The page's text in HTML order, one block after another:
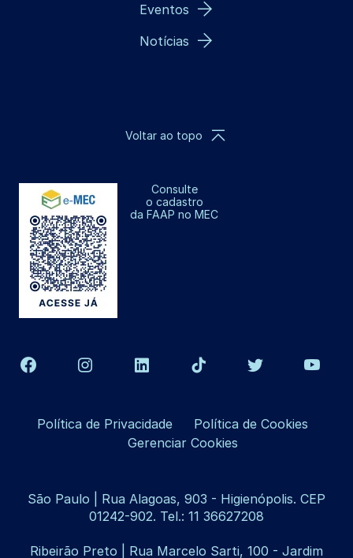
Eventos
Notícias
Consulte
o cadastro
da FAAP no MEC
Voltar ao topo
Política de Privacidade
Política de Cookies
Gerenciar Cookies
São Paulo | Rua Alagoas, 903 - Higienópolis. CEP
01242-902. Tel.: 11 36627208
Ribeirão Preto | Rua Marcelo Sarti, 100 - Jardim